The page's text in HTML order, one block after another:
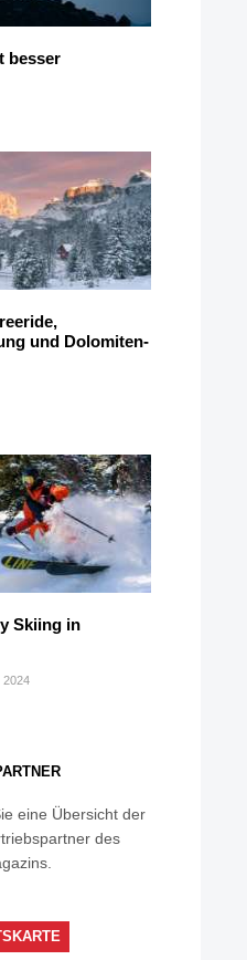
besser
und Dolomiten-
Skiing in
2024
eine Übersicht der
des